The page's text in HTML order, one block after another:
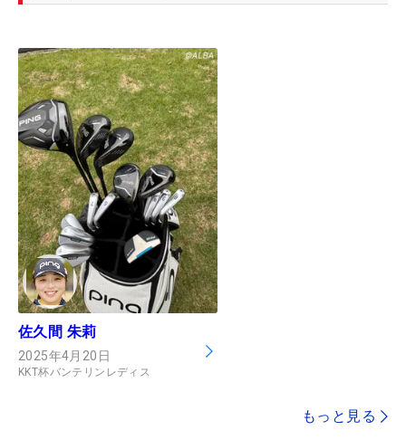
佐久間 朱莉
2025年4月20日
KKT杯バンテリンレディス
もっと見る